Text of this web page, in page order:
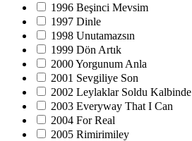
1996 Beşinci Mevsim
1997 Dinle
1998 Unutamazsın
1999 Dön Artık
2000 Yorgunum Anla
2001 Sevgiliye Son
2002 Leylaklar Soldu Kalbinde
2003 Everyway That I Can
2004 For Real
2005 Rimirimiley